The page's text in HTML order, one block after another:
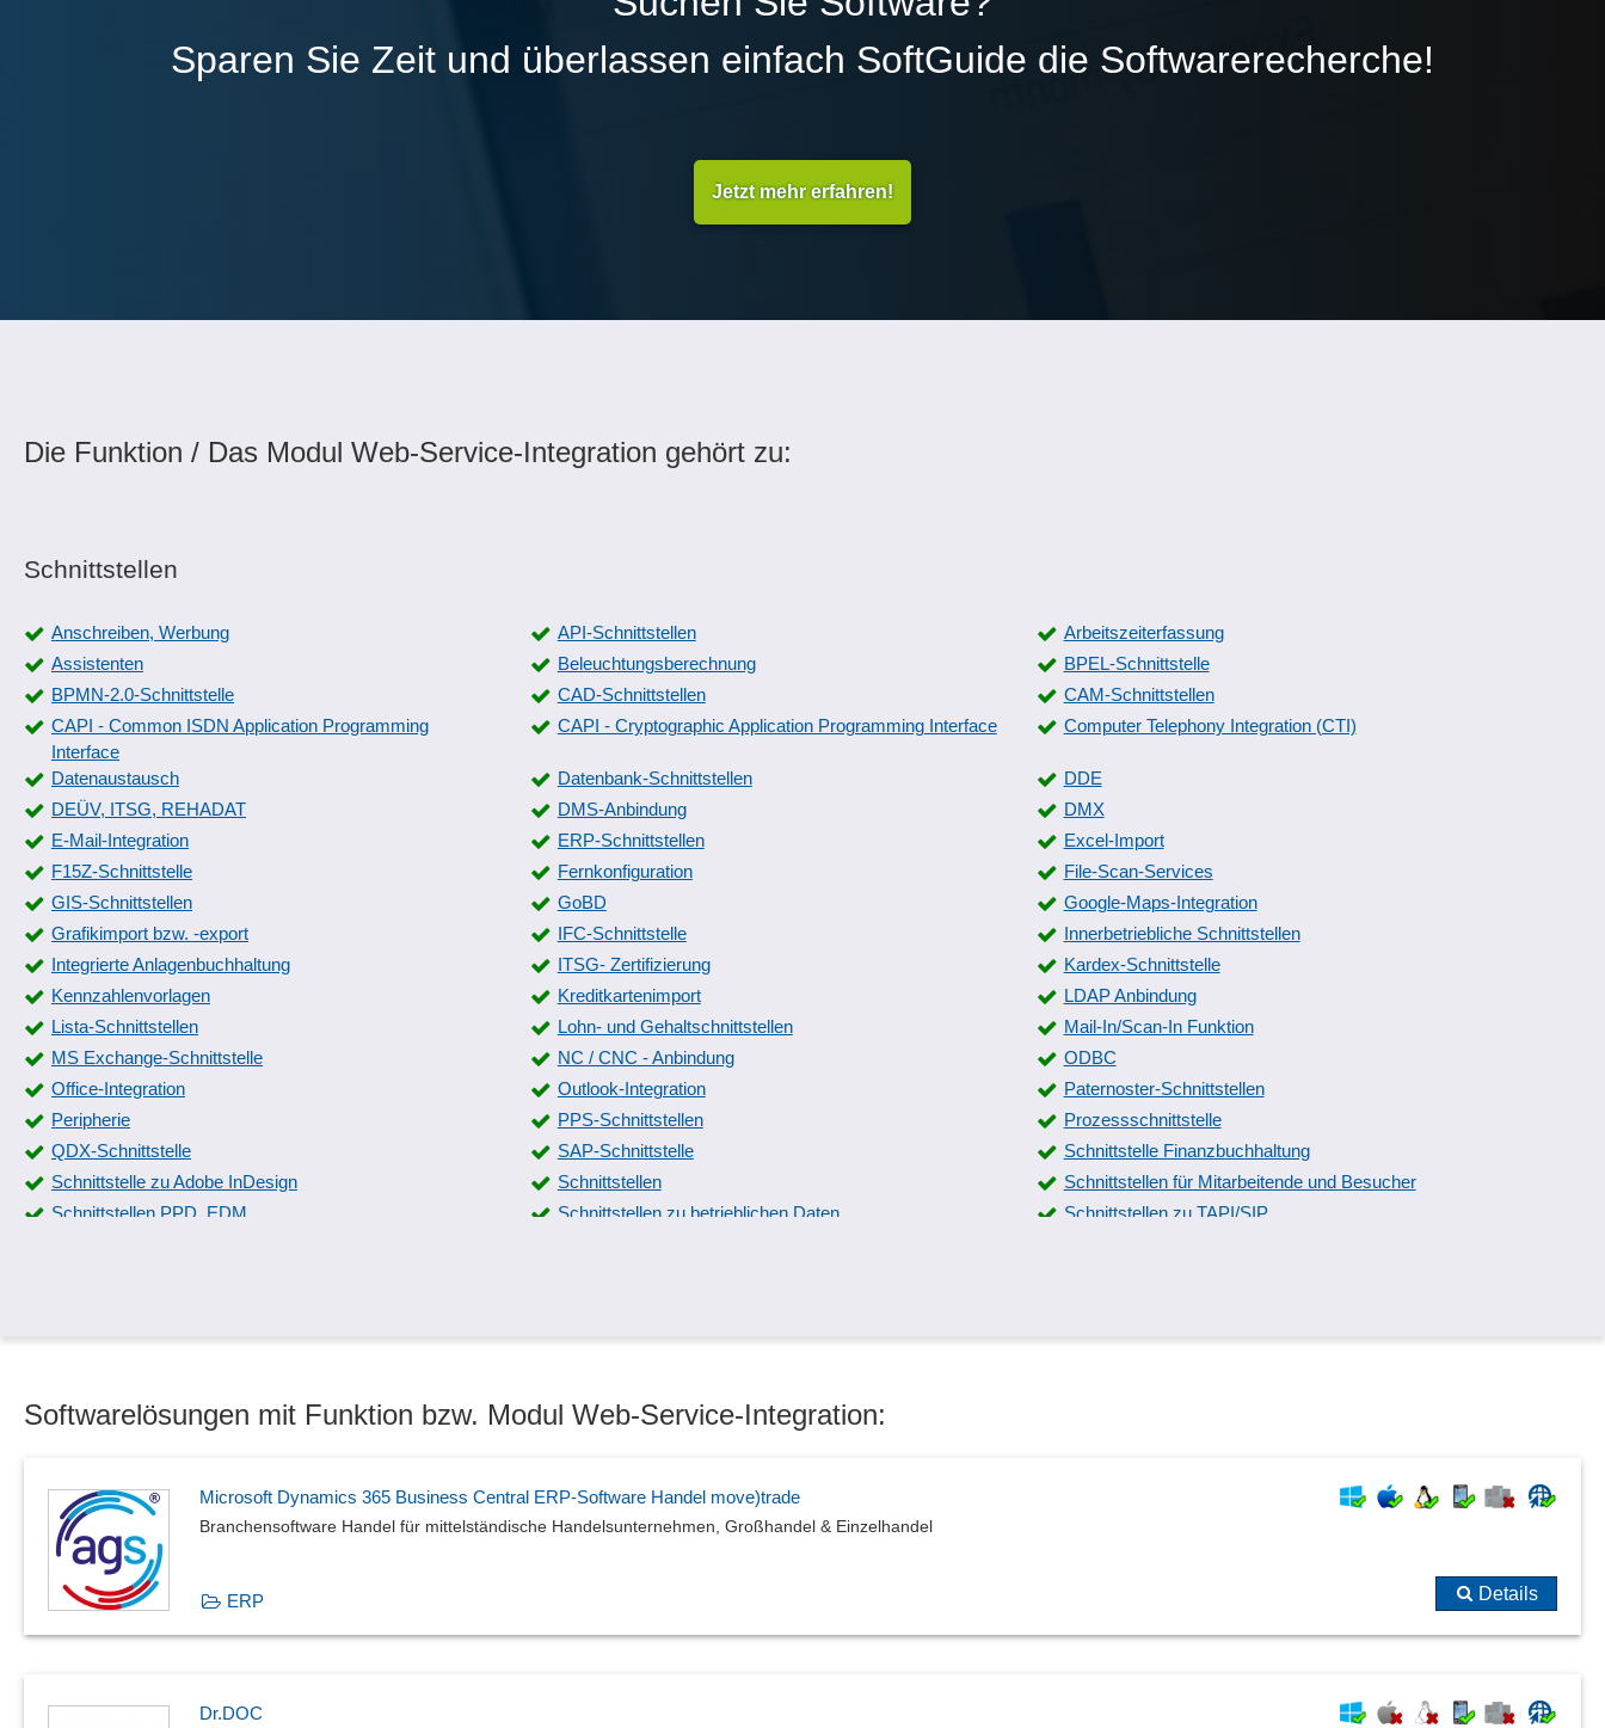
Sparen Sie Zeit und überlassen einfach SoftGuide die Softwarerecherche!
Jetzt mehr erfahren!
Die Funktion / Das Modul Web-Service-Integration gehört zu:
Schnittstellen
Anschreiben, Werbung API-Schnittstellen
Arbeitszeiterfassung
Assistenten
Beleuchtungsberechnung
BPEL-Schnittstelle
BPMN-2.0-Schnittstelle
CAD-Schnittstellen
CAM-Schnittstellen
CAPI - Common ISDN Application Programming
Interface
CAPI - Cryptographic Application Programming Interface Computer Telephony Integration (CTI)
Datenaustausch Datenbank-Schnittstellen
DDE
DEÜV, ITSG, REHADAT
DMS-Anbindung
DMX
E-Mail-Integration
ERP-Schnittstellen
Excel-Import
F15Z-Schnittstelle
Fernkonfiguration
File-Scan-Services
GIS-Schnittstellen
GoBD
Google-Maps-Integration
Grafikimport bzw. -export
IFC-Schnittstelle
Innerbetriebliche Schnittstellen
Integrierte Anlagenbuchhaltung
ITSG- Zertifizierung
Kardex-Schnittstelle
Kennzahlenvorlagen
Kreditkartenimport
LDAP Anbindung
Lista-Schnittstellen
Lohn- und Gehaltschnittstellen
Mail-In/Scan-In Funktion
MS Exchange-Schnittstelle
NC / CNC - Anbindung
ODBC
Office-Integration
Outlook-Integration
Paternoster-Schnittstellen
Peripherie
PPS-Schnittstellen
Prozessschnittstelle
QDX-Schnittstelle
SAP-Schnittstelle
Schnittstelle Finanzbuchhaltung
Schnittstelle zu Adobe InDesign
Schnittstellen
Schnittstellen für Mitarbeitende und Besucher
Schnittstellen PPD, EDM
Schnittstellen zu betrieblichen Daten
Schnittstellen zu TAPI/SIP
Softwarelösungen mit Funktion bzw. Modul Web-Service-Integration:
Microsoft Dynamics 365 Business Central ERP-Software Handel move)trade
Branchensoftware Handel für mittelständische Handelsunternehmen, Großhandel & Einzelhandel
ERP Details
Dr.DOC